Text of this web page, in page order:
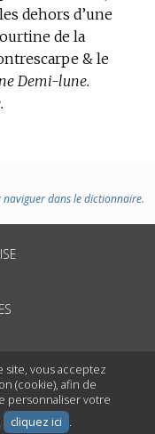
site, vous acceptez
(cookie), afin de
personnaliser votre
cliquez ici .
dehors d’une
de la
& le
Demi-lune.
dans le dictionnaire.